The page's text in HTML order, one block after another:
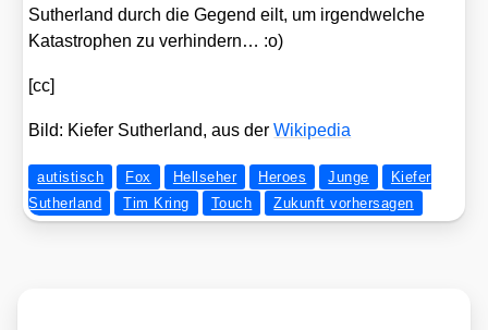
Sut­her­land durch die Gegend eilt, um irgend­wel­che
Kata­stro­phen zu ver­hin­dern… :o)
[cc]
Bild: Kie­fer Sut­her­land, aus derWiki­pe­dia
autistisch Fox Hellseher Heroes Junge
Kiefer
Sutherland
Tim Kring Touch Zukunft vorhersagen